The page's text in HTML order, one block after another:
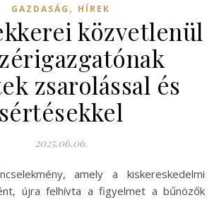
GAZDASÁG , HÍREK
közvetlenül
zsarolással és
sértésekkel
2025.06.06.
újra felhívta a figyelmet a bűnözők